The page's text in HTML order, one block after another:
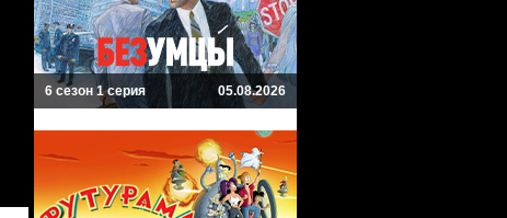
6 сезон 1 серия 05.08.2026